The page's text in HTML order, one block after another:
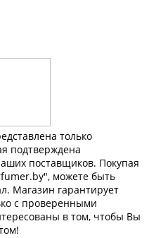
только
подтверждена
поставщиков. Покупая
можете быть
Магазин гарантирует
с проверенными
в том, чтобы Вы